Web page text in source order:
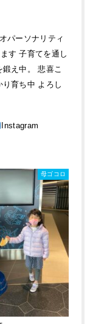
パーソナリティ
す 子育てを通し
え中。 悲喜こ
育ち中 よろし
母ゴコロ